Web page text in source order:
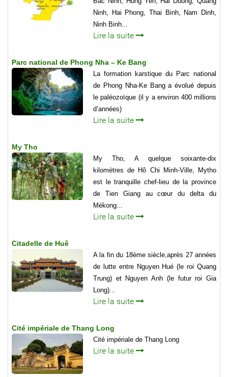
Ninh, Hai Phong, Thai Binh, Nam Dinh,
Ninh Binh...
Lire la suite
Parc national de Phong Nha – Ke Bang
La formation karstique du Parc national
de Phong Nha-Ke Bang a évolué depuis
le paléozoïque (il y a environ 400 millions
d’années)
Lire la suite
My Tho
My Tho, A quelque soixante-dix
kilomètres de Hô Chi Minh-Ville, Mytho
est le tranquille chef-lieu de la province
de Tien Giang au cœur du delta du
Mékong...
Lire la suite
Citadelle de Huê
A la fin du 18ème siècle,après 27 années
de lutte entre Nguyen Hué (le roi Quang
Trung) et Nguyen Anh (le futur roi Gia
Long)...
Lire la suite
Cité impériale de Thang Long
Cité impériale de Thang Long
Lire la suite